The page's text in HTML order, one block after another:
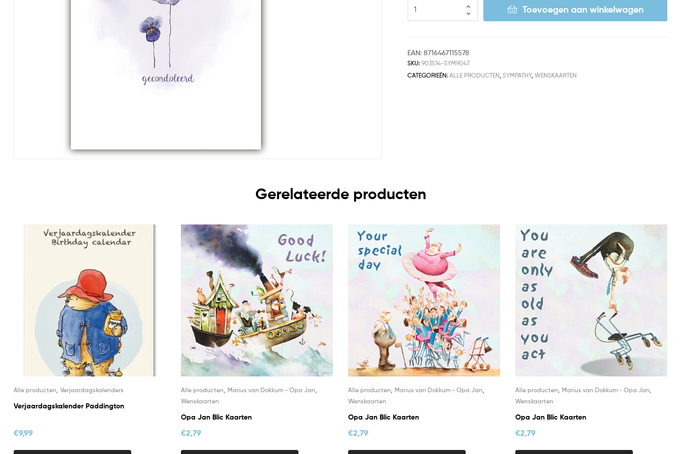
Toevoegen aan winkelwagen
EAN:8716467115578
SKU:903514-SYM9047
CATEGORIEËN:ALLE PRODUCTEN ,SYMPATHY,WENSKAARTEN
Gerelateerde producten
Alle producten, Verjaardagskalenders
Verjaardagskalender Paddington
€9,99
Alle producten, Marius van Dokkum - Opa Jan,
Wenskaarten
Opa Jan Blic Kaarten
€2,79
Alle producten, Marius van Dokkum - Opa Jan,
Wenskaarten
Opa Jan Blic Kaarten
€2,79
Alle producten, Marius van Dokkum - Opa Jan,
Wenskaarten
Opa Jan Blic Kaarten
€2,79